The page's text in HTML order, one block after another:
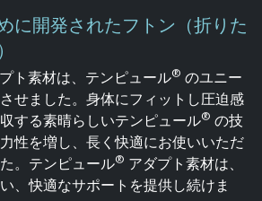
に開発されたフトン（折りた
ト素材は、テンピュール® のユニー
せました。身体にフィットし圧迫感
する素晴らしいテンピュール® の技
性を増し、長く快適にお使いいただ
。テンピュール® アダプト素材は、
、快適なサポートを提供し続けま